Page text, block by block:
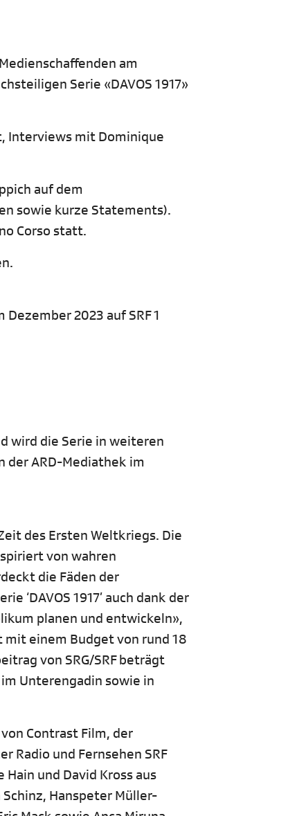
am
Serie «DAVOS 1917»
Interviews mit Dominique
auf dem
sowie kurze Statements).
Corso statt.
2023 auf SRF 1
wird die Serie in weiteren
der ARD-Mediathek im
des Ersten Weltkriegs. Die
von wahren
die Fäden der
‘DAVOS 1917’ auch dank der
planen und entwickeln»,
mit einem Budget von rund 18
von SRG/SRF beträgt
Unterengadin sowie in
Contrast Film, der
Radio und Fernsehen SRF
und David Kross aus
Hanspeter Müller-